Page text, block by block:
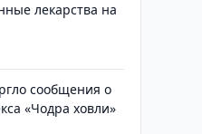
лекарства на
сообщения о
«Чодра ховли»